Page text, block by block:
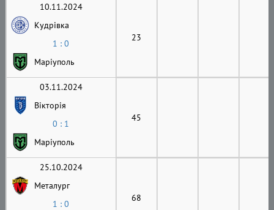
10.11.2024
Кудрівка
1 : 0
Маріуполь
23
03.11.2024
Вікторія
0 : 1
Маріуполь
45
25.10.2024
Металург
1 : 0
68